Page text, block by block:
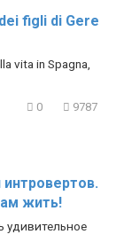
figli di Gere
vita in Spagna,
0 9787
жить!
удивительное